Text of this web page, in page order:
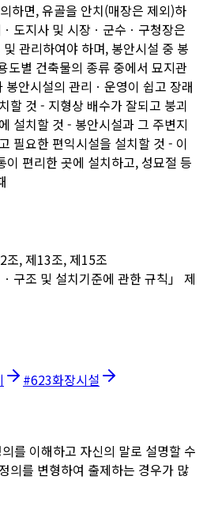
하면, 유골을 안치(매장은 제외)하
도지사 및 시장ㆍ군수ㆍ구청장은
관리하여야 하며, 봉안시설 중 봉
도별 건축물의 종류 중에서 묘지관
안시설의 관리ㆍ운영이 쉽고 장래
할 것 - 지형상 배수가 잘되고 붕괴
설치할 것 - 봉안시설과 그 주변지
필요한 편익시설을 설치할 것 - 이
편리한 곳에 설치하고, 성묘절 등
조, 제13조, 제15조
구조 및 설치기준에 관한 규칙」 제
#623화장시설
를 이해하고 자신의 말로 설명할 수
의를 변형하여 출제하는 경우가 많